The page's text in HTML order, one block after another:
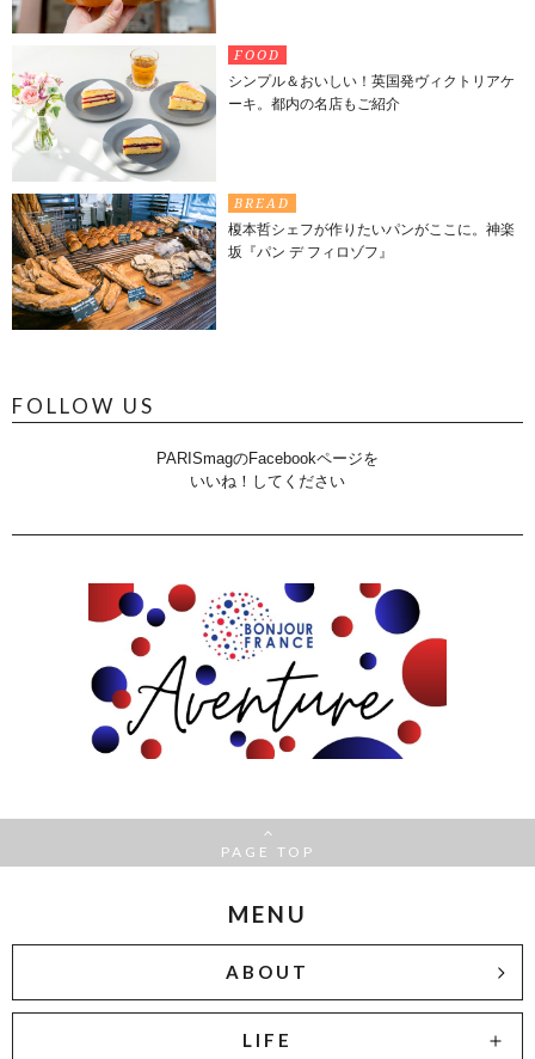
FOOD
シンプル＆おいしい！英国発ヴィクトリアケ
ーキ。都内の名店もご紹介
BREAD
榎本哲シェフが作りたいパンがここに。神楽
坂『パン デ フィロゾフ』
FOLLOW US
PARISmagのFacebookページを
いいね！してください
PAGE TOP
MENU
ABOUT
LIFE